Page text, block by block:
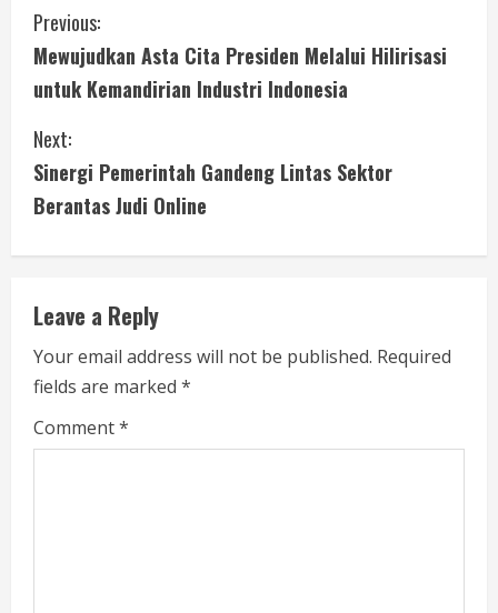
C
o
n
t
i
n
u
e
R
e
Previous:
Mewujudkan Asta Cita Presiden Melalui Hilirisasi
untuk Kemandirian Industri Indonesia
Next:
Sinergi Pemerintah Gandeng Lintas Sektor
Berantas Judi Online
Leave a Reply
Your email address will not be published. Required
fields are marked *
Comment*